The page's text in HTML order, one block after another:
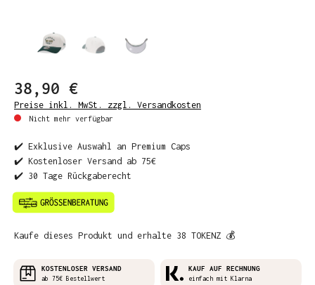
38,90 €
Preise inkl. MwSt. zzgl. Versandkosten
Nicht mehr verfügbar
✔️ Exklusive Auswahl an Premium Caps
✔️ Kostenloser Versand ab 75€
✔️ 30 Tage Rückgaberecht
Kaufe dieses Produkt und erhalte 38 TOKENZ 💰
KOSTENLOSER VERSAND
ab 75€ Bestellwert
KAUF AUF RECHNUNG
einfach mit Klarna